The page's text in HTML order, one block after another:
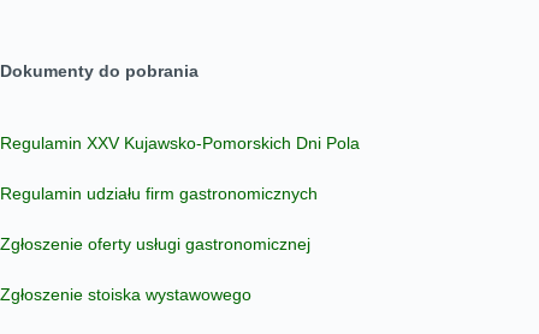
Dokumenty do pobrania
Regulamin XXV Kujawsko-Pomorskich Dni Pola
Regulamin udziału firm gastronomicznych
Zgłoszenie oferty usługi gastronomicznej
Zgłoszenie stoiska wystawowego